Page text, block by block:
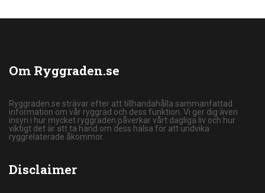
Om Ryggraden.se
Ryggraden.se strävar efter att tillhandahålla sammanfattad
information om vår ryggrad och dess funktion. Vi ger dig även
insyn i hur mycket ryggraden påverkar vårt dagliga liv och hur
viktigt det är att ta hand om dess hälsa för att undvika
ryggrelaterade åkommor.
Disclaimer